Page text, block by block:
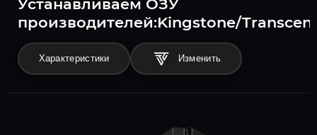
Устанавливаем ОЗУ
производителей:Kingstone/
Характеристики